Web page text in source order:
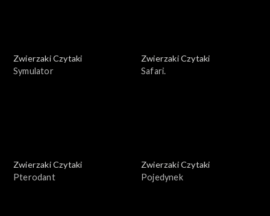
Zwierzaki Czytaki
Symulator
Zwierzaki Czytaki
Safari.
Zwierzaki Czytaki
Pterodant
Zwierzaki Czytaki
Pojedynek